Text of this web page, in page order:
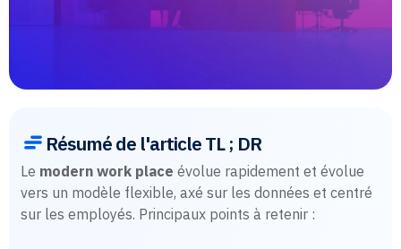
Résumé de l'article TL ; DR
Le modern work place évolue rapidement et évolue
vers un modèle flexible, axé sur les données et centré
sur les employés. Principaux points à retenir :